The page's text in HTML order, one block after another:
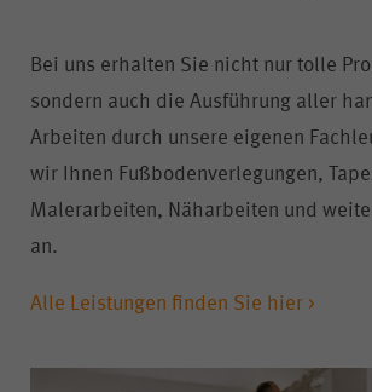
Bei uns erhalten Sie nicht nur tolle
sondern auch die Ausführung aller
Arbeiten durch unsere eigenen
wir Ihnen Fußbodenverlegungen,
Malerarbeiten, Näharbeiten und
an.
Alle Leistungen finden Sie hier >